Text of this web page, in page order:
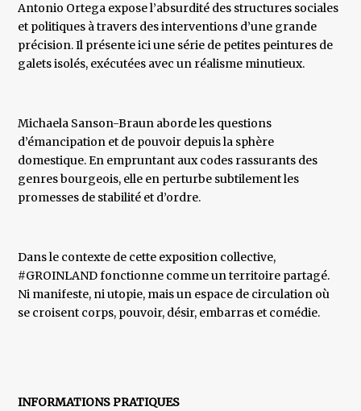
Antonio Ortega expose l’absurdité des structures sociales
et politiques à travers des interventions d’une grande
précision. Il présente ici une série de petites peintures de
galets isolés, exécutées avec un réalisme minutieux.
Michaela Sanson-Braun aborde les questions
d’émancipation et de pouvoir depuis la sphère
domestique. En empruntant aux codes rassurants des
genres bourgeois, elle en perturbe subtilement les
promesses de stabilité et d’ordre.
Dans le contexte de cette exposition collective,
#GROINLAND fonctionne comme un territoire partagé.
Ni manifeste, ni utopie, mais un espace de circulation où
se croisent corps, pouvoir, désir, embarras et comédie.
INFORMATIONS PRATIQUES